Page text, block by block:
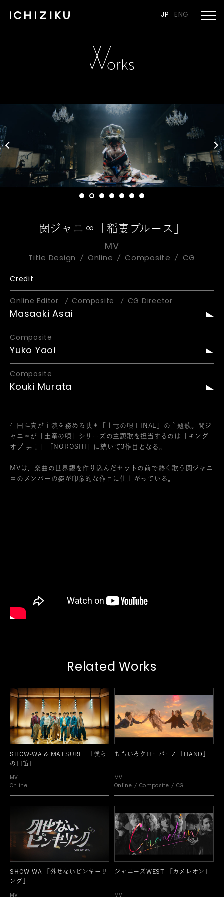
JP ENG
関ジャニ∞「稲妻ブルース」
MV
Title Design Online Composite CG
Credit
Online Editor Composite CG Director
Masaaki Asai
Composite
Yuko Yaoi
Composite
Kouki Murata
生田斗真が主演を務める映画「土竜の唄 FINAL」の主題歌。関ジ
ャニ∞が「土竜の唄」シリーズの主題歌を担当するのは「キング
オブ 男！」「NOROSHI」に続いて3作目となる。
MVは、楽曲の世界観を作り込んだセットの前で熱く歌う関ジャニ
∞のメンバーの姿が印象的な作品に仕上がっている。
Related Works
SHOW-WA & MATSURI 「僕ら
の口笛」
MV
Online
ももいろクローバーZ 「HAND」
MV
Online
Composite CG
SHOW-WA 「外せないピンキーリ
ング」
MV
ジャニーズWEST 「カメレオン」
MV